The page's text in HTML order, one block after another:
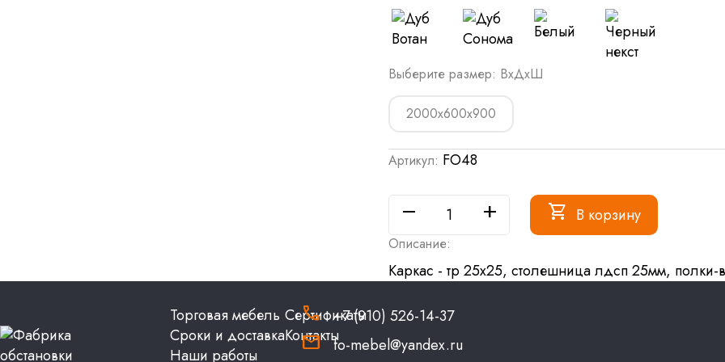
Выберите размер: ВxДxШ
2000х600х900
Артикул: FO48
remove add shopping_cart В корзину
Описание:
Каркас - тр 25х25, столешница лдсп 25мм, полки-
Торговая мебель
Сроки и доставка
Наши работы
Сертификаты
Контакты
phone +7 (910) 526-14-37
email fo-mebel@yandex.ru